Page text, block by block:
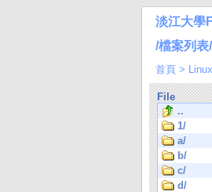
淡江大學
/檔案列
首頁 > Linux
File
..
1/
a/
b/
c/
d/